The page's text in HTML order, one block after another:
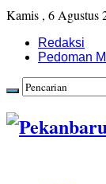
Kamis , 6 Agustus
Redaksi
Pedoman